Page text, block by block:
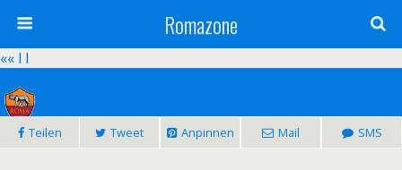
Romazone
«« l l
2:1
Teilen Tweet Anpinnen Mail SMS